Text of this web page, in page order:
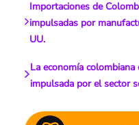
Importaciones de
impulsadas por
UU.
La economía
impulsada por el sector